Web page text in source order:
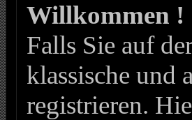
Willkommen !
Falls Sie auf
klassische und
registrieren.